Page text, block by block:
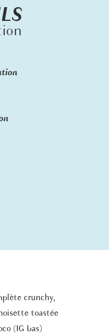
crunchy,
toastée
(IG bas)